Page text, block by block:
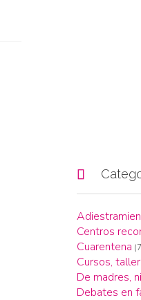

Centros
Cuarentena
Cursos,
De madres,
Debates en